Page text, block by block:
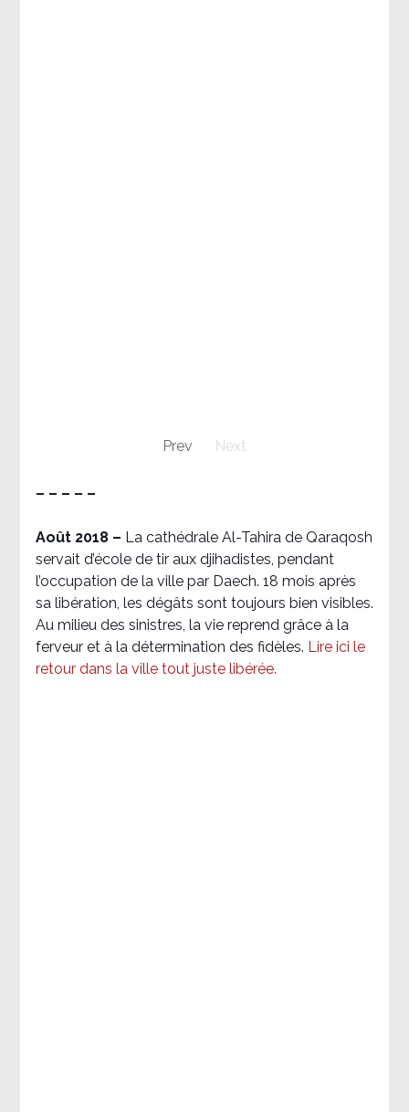
Prev Next
– – – – –
Août 2018 – La cathédrale Al-Tahira de Qaraqosh
servait d’école de tir aux djihadistes, pendant
l’occupation de la ville par Daech. 18 mois après
sa libération, les dégâts sont toujours bien visibles.
Au milieu des sinistres, la vie reprend grâce à la
ferveur et à la détermination des fidèles. Lire ici le
retour dans la ville tout juste libérée.